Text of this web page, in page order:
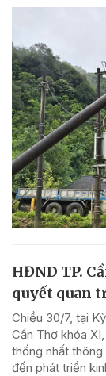
HĐND TP.
quyết quan
Chiều 30/7, tại
Cần Thơ khóa
thống nhất
đến phát triển